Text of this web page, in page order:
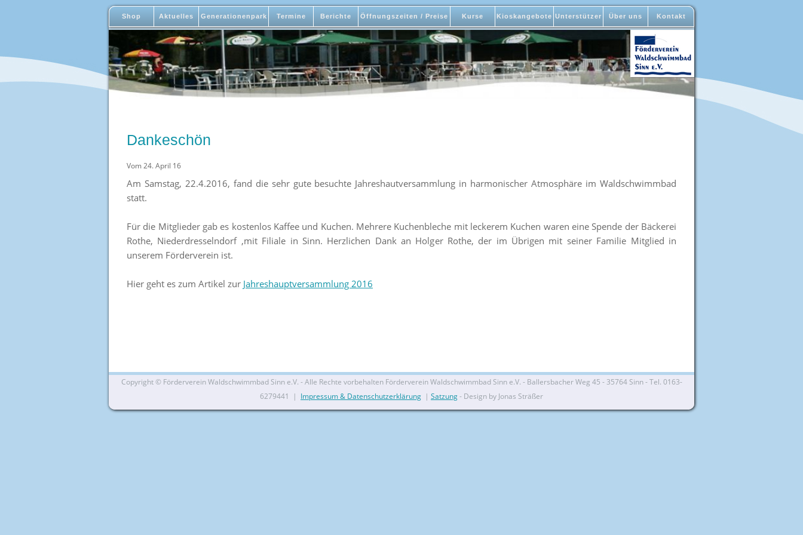
Shop Aktuelles Generationenpark Termine Berichte Öffnungszeiten / Preise Kurse Kioskangebote Unterstützer Über uns Kontakt
Dankeschön
Vom 24. April 16
Am Samstag, 22.4.2016, fand die sehr gute besuchte Jahreshautversammlung in harmonischer Atmosphäre im Waldschwimmbad
statt.
Für die Mitglieder gab es kostenlos Kaffee und Kuchen. Mehrere Kuchenbleche mit leckerem Kuchen waren eine Spende der Bäckerei
Rothe, Niederdresselndorf ,mit Filiale in Sinn. Herzlichen Dank an Holger Rothe, der im Übrigen mit seiner Familie Mitglied in
unserem Förderverein ist.
Hier geht es zum Artikel zur Jahreshauptversammlung 2016
Copyright © Förderverein Waldschwimmbad Sinn e.V. - Alle Rechte vorbehalten Förderverein Waldschwimmbad Sinn e.V. - Ballersbacher Weg 45 - 35764 Sinn - Tel. 0163-
6279441 | Impressum & Datenschutzerklärung | Satzung- Design by Jonas Sträßer